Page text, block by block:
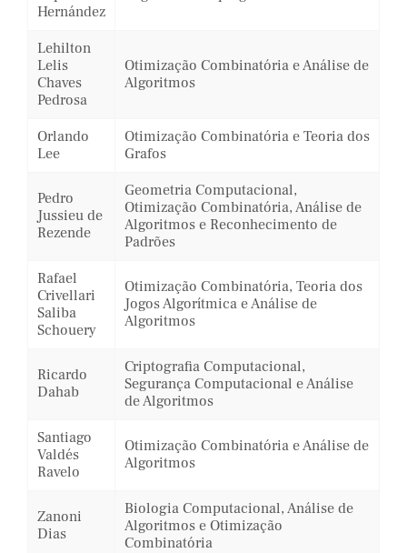
Hernández
Lehilton
Lelis
Chaves
Pedrosa
Otimização Combinatória e Análise de
Algoritmos
Orlando
Lee
Otimização Combinatória e Teoria dos
Grafos
Pedro
Jussieu de
Rezende
Geometria Computacional,
Otimização Combinatória, Análise de
Algoritmos e Reconhecimento de
Padrões
Rafael
Crivellari
Saliba
Schouery
Otimização Combinatória, Teoria dos
Jogos Algorítmica e Análise de
Algoritmos
Ricardo
Dahab
Criptografia Computacional,
Segurança Computacional e Análise
de Algoritmos
Santiago
Valdés
Ravelo
Otimização Combinatória e Análise de
Algoritmos
Zanoni
Dias
Biologia Computacional, Análise de
Algoritmos e Otimização
Combinatória